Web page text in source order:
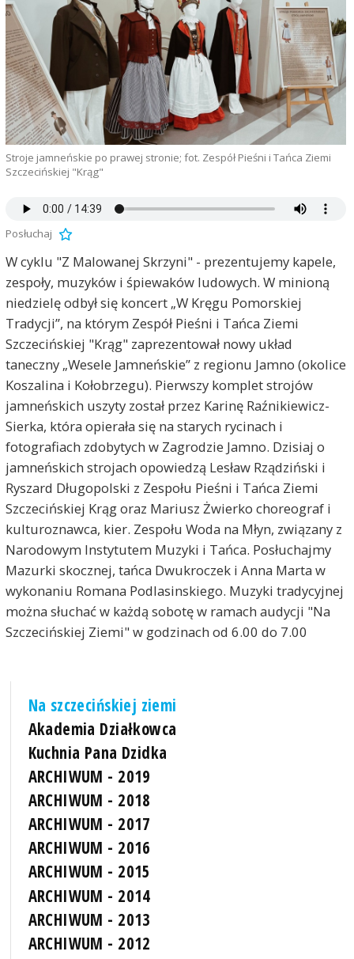
Stroje jamneńskie po prawej stronie; fot. Zespół Pieśni i Tańca Ziemi
Szczecińskiej "Krąg"
Posłuchaj
W cyklu "Z Malowanej Skrzyni" - prezentujemy kapele,
zespoły, muzyków i śpiewaków ludowych. W minioną
niedzielę odbył się koncert „W Kręgu Pomorskiej
Tradycji”, na którym Zespół Pieśni i Tańca Ziemi
Szczecińskiej "Krąg" zaprezentował nowy układ
taneczny „Wesele Jamneńskie” z regionu Jamno (okolice
Koszalina i Kołobrzegu). Pierwszy komplet strojów
jamneńskich uszyty został przez Karinę Raźnikiewicz-
Sierka, która opierała się na starych rycinach i
fotografiach zdobytych w Zagrodzie Jamno. Dzisiaj o
jamneńskich strojach opowiedzą Lesław Rządziński i
Ryszard Długopolski z Zespołu Pieśni i Tańca Ziemi
Szczecińskiej Krąg oraz Mariusz Żwierko choreograf i
kulturoznawca, kier. Zespołu Woda na Młyn, związany z
Narodowym Instytutem Muzyki i Tańca. Posłuchajmy
Mazurki skocznej, tańca Dwukroczek i Anna Marta w
wykonaniu Romana Podlasinskiego. Muzyki tradycyjnej
można słuchać w każdą sobotę w ramach audycji "Na
Szczecińskiej Ziemi" w godzinach od 6.00 do 7.00
Na szczecińskiej ziemi
Akademia Działkowca
Kuchnia Pana Dzidka
ARCHIWUM - 2019
ARCHIWUM - 2018
ARCHIWUM - 2017
ARCHIWUM - 2016
ARCHIWUM - 2015
ARCHIWUM - 2014
ARCHIWUM - 2013
ARCHIWUM - 2012